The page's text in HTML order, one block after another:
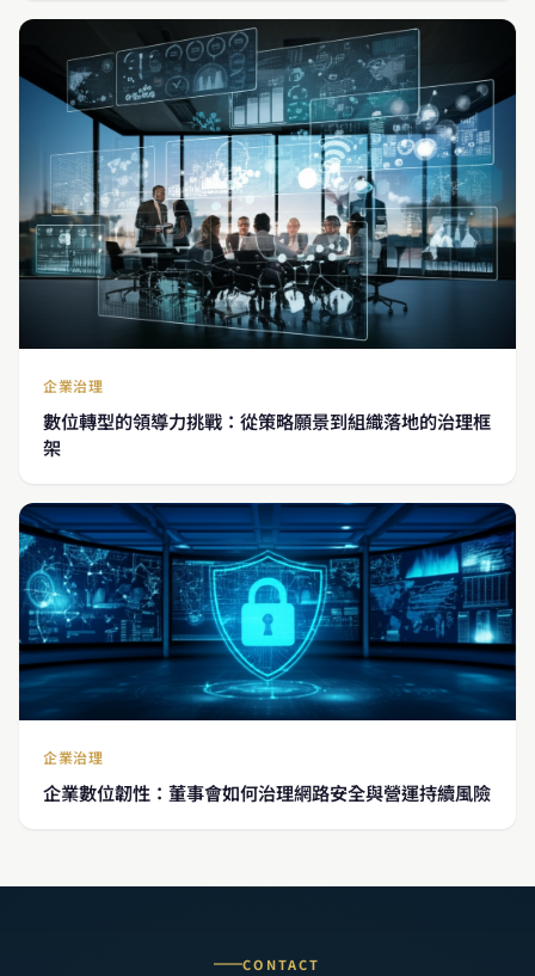
企業治理
數位轉型的領導力挑戰：從策略願景到組織落地的治理框
架
企業治理
企業數位韌性：董事會如何治理網路安全與營運持續風險
CONTACT